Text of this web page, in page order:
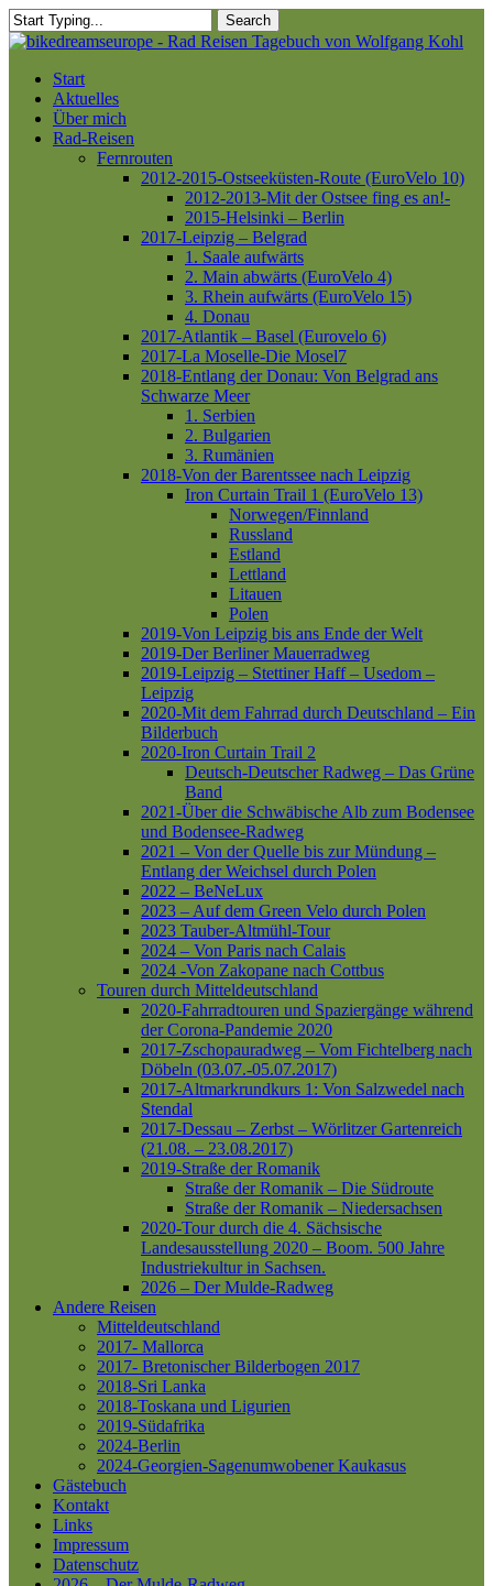
Skip
to
content
Search
Close
Menu
Start
Aktuelles
Über mich
Rad-Reisen
Fernrouten
2012-2015-Ostseeküsten-Route (EuroVelo 10)
2012-2013-Mit der Ostsee fing es an!-
2015-Helsinki – Berlin
2017-Leipzig – Belgrad
1. Saale aufwärts
2. Main abwärts (EuroVelo 4)
3. Rhein aufwärts (EuroVelo 15)
4. Donau
2017-Atlantik – Basel (Eurovelo 6)
2017-La Moselle-Die Mosel7
2018-Entlang der Donau: Von Belgrad ans
Schwarze Meer
1. Serbien
2. Bulgarien
3. Rumänien
2018-Von der Barentssee nach Leipzig
Iron Curtain Trail 1 (EuroVelo 13)
Norwegen/Finnland
Russland
Estland
Lettland
Litauen
Polen
2019-Von Leipzig bis ans Ende der Welt
2019-Der Berliner Mauerradweg
2019-Leipzig – Stettiner Haff – Usedom –
Leipzig
2020-Mit dem Fahrrad durch Deutschland – Ein
Bilderbuch
2020-Iron Curtain Trail 2
Deutsch-Deutscher Radweg – Das Grüne
Band
2021-Über die Schwäbische Alb zum Bodensee
und Bodensee-Radweg
2021 – Von der Quelle bis zur Mündung –
Entlang der Weichsel durch Polen
2022 – BeNeLux
2023 – Auf dem Green Velo durch Polen
2023 Tauber-Altmühl-Tour
2024 – Von Paris nach Calais
2024 -Von Zakopane nach Cottbus
Touren durch Mitteldeutschland
2020-Fahrradtouren und Spaziergänge während
der Corona-Pandemie 2020
2017-Zschopauradweg – Vom Fichtelberg nach
Döbeln (03.07.-05.07.2017)
2017-Altmarkrundkurs 1: Von Salzwedel nach
Stendal
2017-Dessau – Zerbst – Wörlitzer Gartenreich
(21.08. – 23.08.2017)
2019-Straße der Romanik
Straße der Romanik – Die Südroute
Straße der Romanik – Niedersachsen
2020-Tour durch die 4. Sächsische
Landesausstellung 2020 – Boom. 500 Jahre
Industriekultur in Sachsen.
2026 – Der Mulde-Radweg
Andere Reisen
Mitteldeutschland
2017- Mallorca
2017- Bretonischer Bilderbogen 2017
2018-Sri Lanka
2018-Toskana und Ligurien
2019-Südafrika
2024-Berlin
2024-Georgien-Sagenumwobener Kaukasus
Gästebuch
Kontakt
Links
Impressum
Datenschutz